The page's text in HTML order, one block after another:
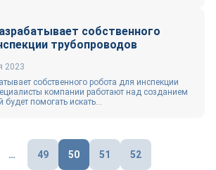
собственного
трубопроводов
2023
собственного робота для инспекции
компании работают над созданием
будет помогать искать...
… 49 50 51 52